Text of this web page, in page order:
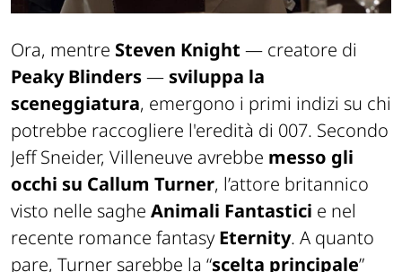
Ora, mentre Steven Knight — creatore di
Peaky Blinders— sviluppa la
sceneggiatura, emergono i primi indizi su chi
potrebbe raccogliere l'eredità di 007. Secondo
Jeff Sneider, Villeneuve avrebbe messo gli
occhi su Callum Turner, l’attore britannico
visto nelle saghe Animali Fantastici e nel
recente romance fantasyEternity. A quanto
pare, Turner sarebbe la “scelta principale”